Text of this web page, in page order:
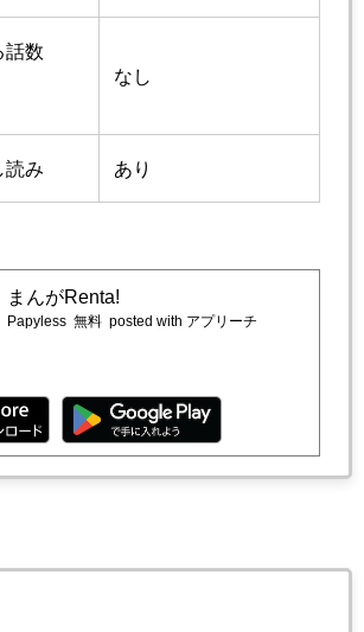
話数
なし
読み あり
まんがRenta!
Papyless 無料 posted with アプリーチ